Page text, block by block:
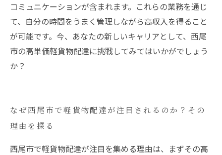
コミュニケーションが含まれます。これらの業務を通じ
て、自分の時間をうまく管理しながら高収入を得ること
が可能です。今、あなたの新しいキャリアとして、西尾
市の高単価軽貨物配達に挑戦してみてはいかがでしょう
か？
なぜ西尾市で軽貨物配達が注目されるのか？その
理由を探る
西尾市で軽貨物配達が注目を集める理由は、まずその高